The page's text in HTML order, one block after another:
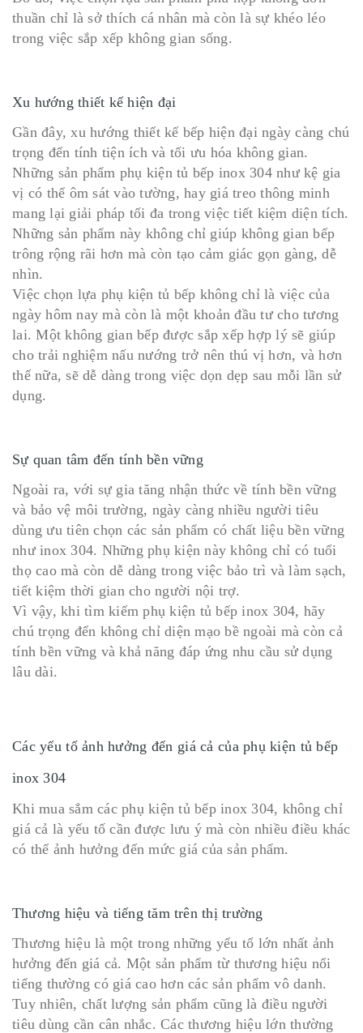
thuần chỉ là sở thích cá nhân mà còn là sự khéo léo
trong việc sắp xếp không gian sống.
Xu hướng thiết kế hiện đại
Gần đây, xu hướng thiết kế bếp hiện đại ngày càng chú
trọng đến tính tiện ích và tối ưu hóa không gian.
Những sản phẩm phụ kiện tủ bếp inox 304 như kệ gia
vị có thể ôm sát vào tường, hay giá treo thông minh
mang lại giải pháp tối đa trong việc tiết kiệm diện tích.
Những sản phẩm này không chỉ giúp không gian bếp
trông rộng rãi hơn mà còn tạo cảm giác gọn gàng, dễ
nhìn.
Việc chọn lựa phụ kiện tủ bếp không chỉ là việc của
ngày hôm nay mà còn là một khoản đầu tư cho tương
lai. Một không gian bếp được sắp xếp hợp lý sẽ giúp
cho trải nghiệm nấu nướng trở nên thú vị hơn, và hơn
thế nữa, sẽ dễ dàng trong việc dọn dẹp sau mỗi lần sử
dụng.
Sự quan tâm đến tính bền vững
Ngoài ra, với sự gia tăng nhận thức về tính bền vững
và bảo vệ môi trường, ngày càng nhiều người tiêu
dùng ưu tiên chọn các sản phẩm có chất liệu bền vững
như inox 304. Những phụ kiện này không chỉ có tuổi
thọ cao mà còn dễ dàng trong việc bảo trì và làm sạch,
tiết kiệm thời gian cho người nội trợ.
Vì vậy, khi tìm kiếm phụ kiện tủ bếp inox 304, hãy
chú trọng đến không chỉ diện mạo bề ngoài mà còn cả
tính bền vững và khả năng đáp ứng nhu cầu sử dụng
lâu dài.
Các yếu tố ảnh hưởng đến giá cả của phụ kiện tủ bếp
inox 304
Khi mua sắm các phụ kiện tủ bếp inox 304, không chỉ
giá cả là yếu tố cần được lưu ý mà còn nhiều điều khác
có thể ảnh hưởng đến mức giá của sản phẩm.
Thương hiệu và tiếng tăm trên thị trường
Thương hiệu là một trong những yếu tố lớn nhất ảnh
hưởng đến giá cả. Một sản phẩm từ thương hiệu nổi
tiếng thường có giá cao hơn các sản phẩm vô danh.
Tuy nhiên, chất lượng sản phẩm cũng là điều người
tiêu dùng cần cân nhắc. Các thương hiệu lớn thường